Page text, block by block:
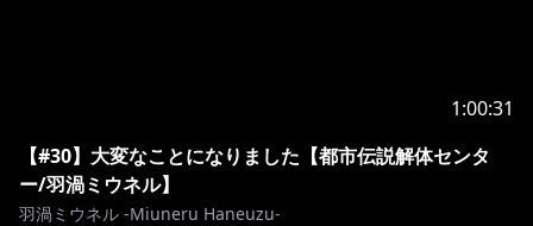
1:00:31
【#30】大変なことになりました【都市伝説解体センタ
ー/羽渦ミウネル】
羽渦ミウネル -Miuneru Haneuzu-